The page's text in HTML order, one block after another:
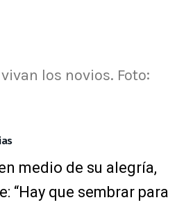
los novios. Foto:
medio de su alegría,
“Hay que sembrar para